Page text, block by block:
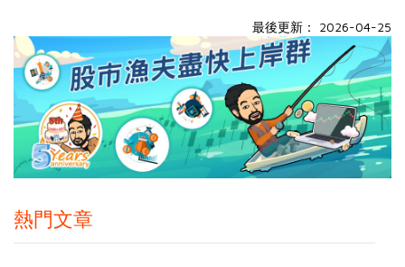
最後更新： 2026-04-25
熱門文章